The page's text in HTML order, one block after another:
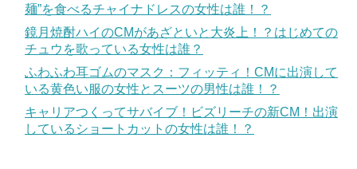
麺”を食べるチャイナドレスの女性は誰！？
鏡月焼酎ハイのCMがあざといと大炎上！？はじめての
チュウを歌っている女性は誰？
ふわふわ耳ゴムのマスク：フィッティ！CMに出演して
いる黄色い服の女性とスーツの男性は誰！？
キャリアつくってサバイブ！ビズリーチの新CM！出演
しているショートカットの女性は誰！？